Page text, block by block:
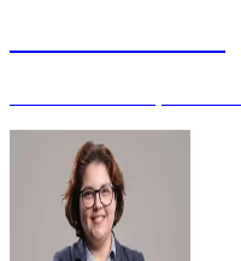
Julianna Moreira